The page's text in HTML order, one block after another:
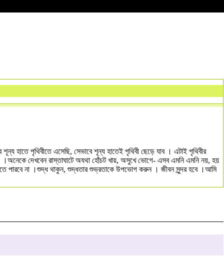
হাতে পৃথিবীতে এসেছি, সেভাবে শূন্য হাতেই পৃথিবী ছেড়ে যাব । এটাই পৃথিবীর
দেখবেন রাস্তাঘাটে অযথা হোঁচট খায়, অসুখে ভোগে- এসব এমনি এমনি নয়, হয়
পারবে না ।শুদ্ধ থাকুন, শুদ্ধতার শুভ্রতাকে উপভোগ করুন । জীবন সুন্দর হবে ।আমি